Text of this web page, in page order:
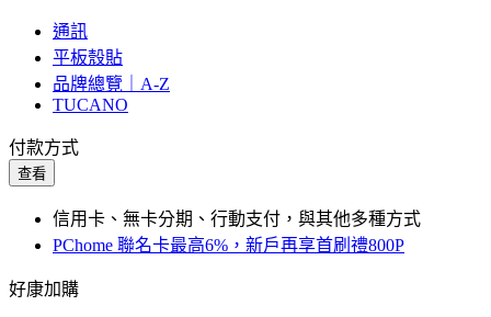
通訊
平板殼貼
品牌總覽｜A-Z
TUCANO
付款方式
查看
信用卡、無卡分期、行動支付，與其他多種方式
PChome 聯名卡最高6%，新戶再享首刷禮800P
好康加購